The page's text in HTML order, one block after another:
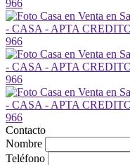
Contacto
Nombre
Teléfono